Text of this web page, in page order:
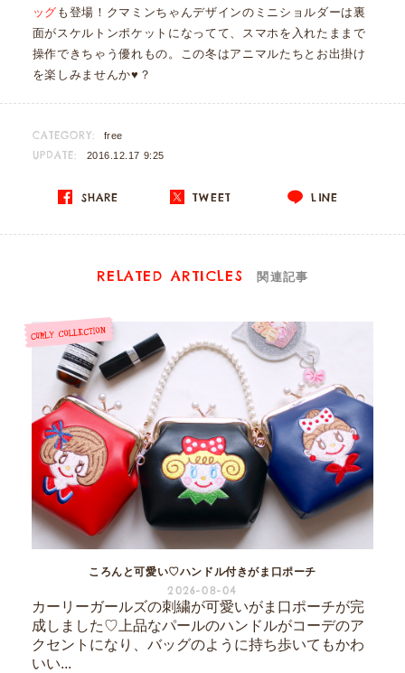
ッグ も登場！クマミンちゃんデザインのミニショルダーは裏
面がスケルトンポケットになってて、スマホを入れたままで
操作できちゃう優れもの。この冬はアニマルたちとお出掛け
を楽しみませんか♥？
CATEGORY: free
UPDATE: 2016.12.17 9:25
SHARE TWEET LINE
RELATED ARTICLES 関連記事
ころんと可愛い♡ハンドル付きがま口ポーチ
2026-08-04
カーリーガールズの刺繍が可愛いがま口ポーチが完
成しました♡上品なパールのハンドルがコーデのア
クセントになり、バッグのように持ち歩いてもかわ
いい...